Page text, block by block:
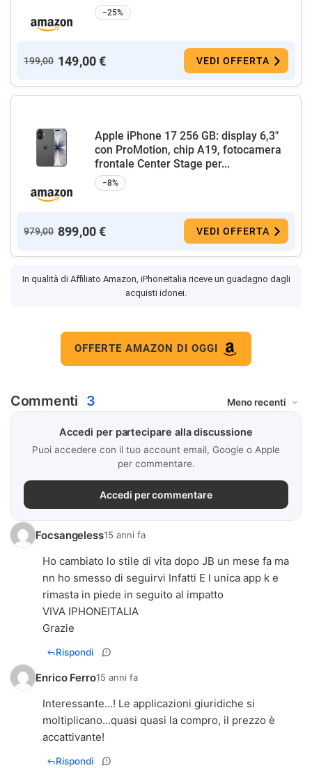
−25%
199,00 149,00 € VEDI OFFERTA
Apple iPhone 17 256 GB: display 6,3"
con ProMotion, chip A19, fotocamera
frontale Center Stage per...
−8%
979,00 899,00 € VEDI OFFERTA
In qualità di Affiliato Amazon, iPhoneItalia riceve un guadagno dagli
acquisti idonei.
OFFERTE AMAZON DI OGGI
Commenti 3
Accedi per partecipare alla discussione
Puoi accedere con il tuo account email, Google o Apple
per commentare.
Accedi per commentare
Focsangeless15 anni fa
Ho cambiato lo stile di vita dopo JB un mese fa ma
nn ho smesso di seguirvi Infatti E l unica app k e
rimasta in piede in seguito al impatto
VIVA IPHONEITALIA
Grazie
Rispondi
Enrico Ferro15 anni fa
Interessante...! Le applicazioni giuridiche si
moltiplicano...quasi quasi la compro, il prezzo è
accattivante!
Rispondi